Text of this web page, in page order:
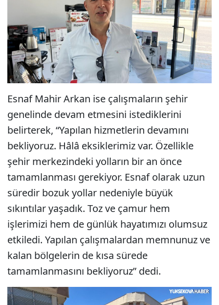
Esnaf Mahir Arkan ise çalışmaların şehir
genelinde devam etmesini istediklerini
belirterek, “Yapılan hizmetlerin devamını
bekliyoruz. Hâlâ eksiklerimiz var. Özellikle
şehir merkezindeki yolların bir an önce
tamamlanması gerekiyor. Esnaf olarak uzun
süredir bozuk yollar nedeniyle büyük
sıkıntılar yaşadık. Toz ve çamur hem
işlerimizi hem de günlük hayatımızı olumsuz
etkiledi. Yapılan çalışmalardan memnunuz ve
kalan bölgelerin de kısa sürede
tamamlanmasını bekliyoruz” dedi.